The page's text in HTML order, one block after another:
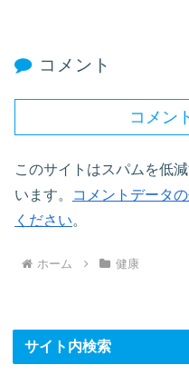
コメント
コメン
このサイトはスパムを低
います。
コメントデータ
ください。
ホーム 健康
サイト内検索